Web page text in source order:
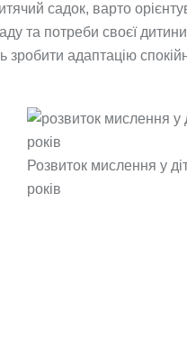
садок, варто
та потреби своєї
зробити адаптацію
Розвиток мислення у
років